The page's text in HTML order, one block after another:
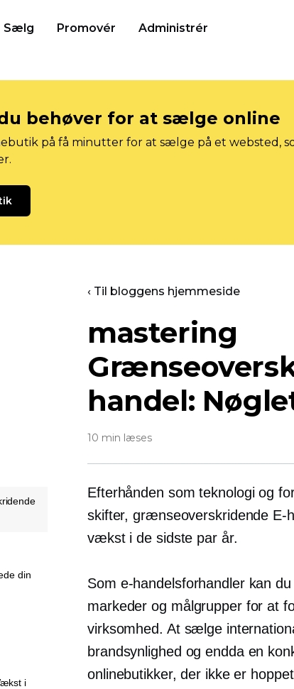
Sælg Promovér Administrér
behøver for at sælge online
på få minutter for at sælge på et websted,
‹ Til bloggens hjemmeside
mastering
handel:
10 min læses
Efterhånden som teknologi og
skifter,grænseoverskridende E-
vækst i de sidste par år.
Som e-handelsforhandler kan
markeder og målgrupper for at
virksomhed. At sælge
brandsynlighed og endda en
onlinebutikker, der ikke er
din
i